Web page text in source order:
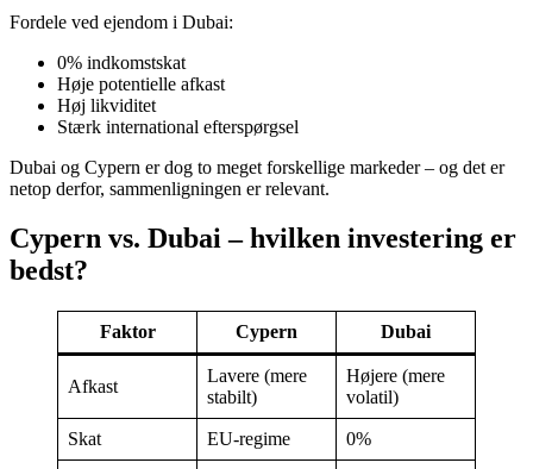
Fordele ved ejendom i Dubai:
0% indkomstskat
Høje potentielle afkast
Høj likviditet
Stærk international efterspørgsel
Dubai og Cypern er dog to meget forskellige markeder – og det er
netop derfor, sammenligningen er relevant.
Cypern vs. Dubai – hvilken investering er
bedst?
Faktor Cypern Dubai
Afkast
Lavere (mere
stabilt)
Højere (mere
volatil)
Skat EU-regime 0%